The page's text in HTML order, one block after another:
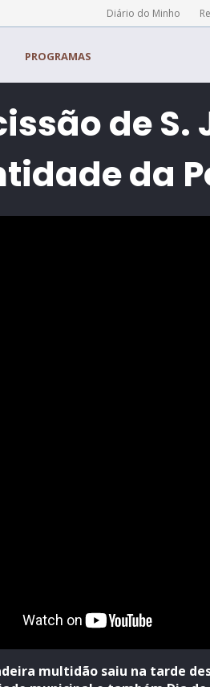
Diário do Minho
PROGRAMAS
de
da
multidão saiu na tarde